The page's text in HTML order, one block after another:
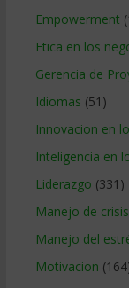
Empowerment
Etica en los
Gerencia de
Idiomas (51)
Innovacion en
Inteligencia en
Liderazgo (331)
Manejo de crisis
Manejo del
Motivacion